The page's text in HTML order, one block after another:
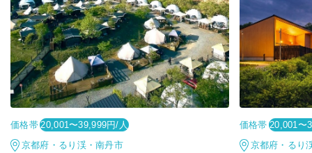
価格帯 20,001〜39,999円/人
京都府・るり渓・南丹市
価格帯 20,001〜
京都府・るり